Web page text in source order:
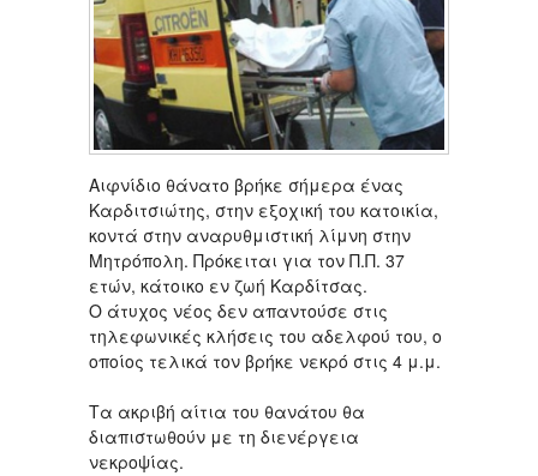
Αιφνίδιο θάνατο βρήκε σήμερα ένας
Καρδιτσιώτης, στην εξοχική του κατοικία,
κοντά στην αναρυθμιστική λίμνη στην
Μητρόπολη. Πρόκειται για τον Π.Π. 37
ετών, κάτοικο εν ζωή Καρδίτσας.
Ο άτυχος νέος δεν απαντούσε στις
τηλεφωνικές κλήσεις του αδελφού του, ο
οποίος τελικά τον βρήκε νεκρό στις 4 μ.μ.
Τα ακριβή αίτια του θανάτου θα
διαπιστωθούν με τη διενέργεια
νεκροψίας.